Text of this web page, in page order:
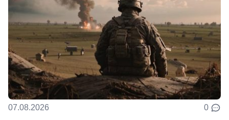
07.08.2026 0